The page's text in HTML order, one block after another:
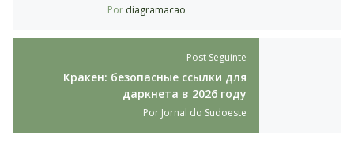
Por diagramacao
Post Seguinte
Кракен: безопасные ссылки для
даркнета в 2026 году
Por Jornal do Sudoeste